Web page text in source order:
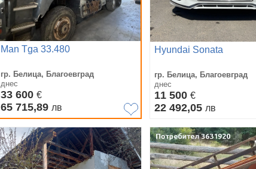
Man Tga 33.480
гр. Белица, Благоевград
днес
33 600 €
65 715,89 лв
Hyundai Sonata
гр. Белица, Благоевград
днес
11 500 €
22 492,05 лв